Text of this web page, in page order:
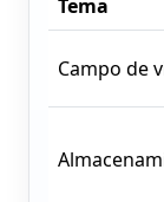
Tema
Campo de